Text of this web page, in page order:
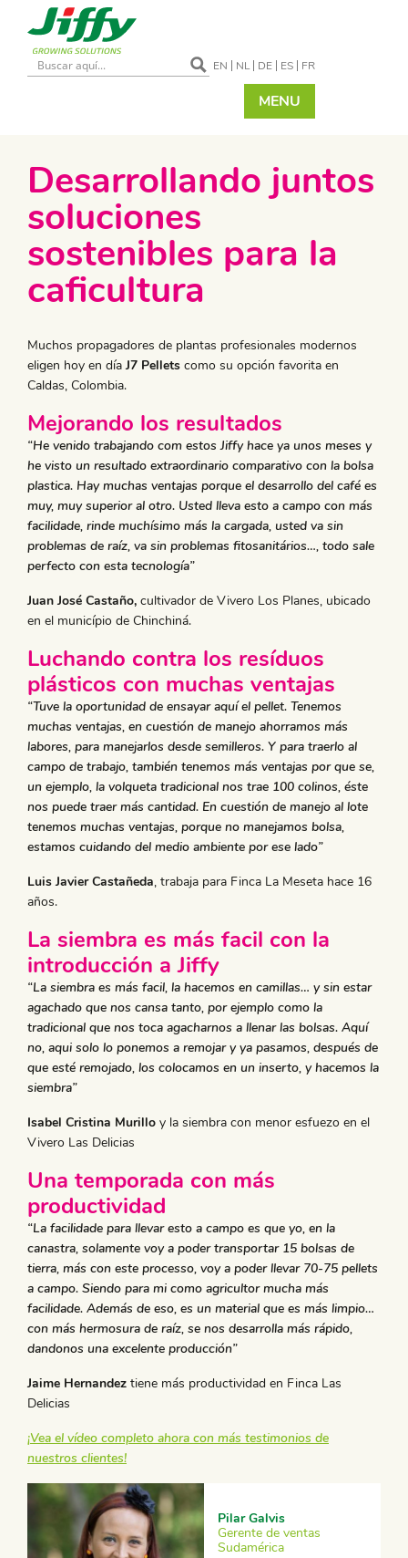
EN NL DE ES FR
MENU
Desarrollando juntos
soluciones
sostenibles para la
caficultura
Muchos propagadores de plantas profesionales modernos
eligen hoy en díaJ7 Pellets como su opción favorita en
Caldas, Colombia.
Mejorando los resultados
“He venido trabajando com estos Jiffy hace ya unos meses y
he visto un resultado extraordinario comparativo con la bolsa
plastica. Hay muchas ventajas porque el desarrollo del café es
muy, muy superior al otro. Usted lleva esto a campo con más
facilidade, rinde muchísimo más la cargada, usted va sin
problemas de raíz, va sin problemas fitosanitários…, todo sale
perfecto con esta tecnología”
Juan José Castaño, cultivador de Vivero Los Planes, ubicado
en el município de Chinchiná.
Luchando contra los resíduos
plásticos con muchas ventajas
“Tuve la oportunidad de ensayar aquí el pellet. Tenemos
muchas ventajas, en cuestión de manejo ahorramos más
labores, para manejarlos desde semilleros. Y para traerlo al
campo de trabajo, también tenemos más ventajas por que se,
un ejemplo, la volqueta tradicional nos trae 100 colinos, éste
nos puede traer más cantidad. En cuestión de manejo al lote
tenemos muchas ventajas, porque no manejamos bolsa,
estamos cuidando del medio ambiente por ese lado”
Luis Javier Castañeda, trabaja para Finca La Meseta hace 16
años.
La siembra es más facil con la
introducción a Jiffy
“La siembra es más facil, la hacemos en camillas… y sin estar
agachado que nos cansa tanto, por ejemplo como la
tradicional que nos toca agacharnos a llenar las bolsas. Aquí
no, aqui solo lo ponemos a remojar y ya pasamos, después de
que esté remojado, los colocamos en un inserto, y hacemos la
siembra”
Isabel Cristina Murillo y la siembra con menor esfuezo en el
Vivero Las Delicias
Una temporada con más
productividad
“La facilidade para llevar esto a campo es que yo, en la
canastra, solamente voy a poder transportar 15 bolsas de
tierra, más con este processo, voy a poder llevar 70-75 pellets
a campo. Siendo para mi como agricultor mucha más
facilidade. Además de eso, es un material que es más limpio…
con más hermosura de raíz, se nos desarrolla más rápido,
dandonos una excelente producción”
Jaime Hernandez tiene más productividad en Finca Las
Delicias
¡Vea el vídeo completo ahora con más testimonios de
nuestros clientes!
Pilar Galvis
Gerente de ventas
Sudamérica